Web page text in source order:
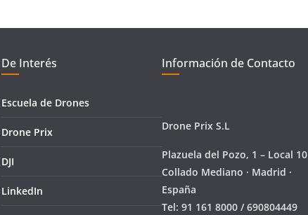
De Interés
Escuela de Drones
Drone Prix
DJI
LinkedIn
Información de Contacto
Drone Prix S.L
Plazuela del Pozo, 1 – Local 10
Collado Mediano · Madrid ·
España
Tel: 91 161 8000 / 690804449